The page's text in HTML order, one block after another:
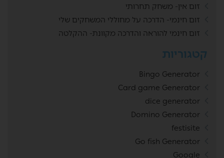
זום אין- משחק תחרותי
זום חינמי- הדרכה על מחוללי המשחקים שלי
זום חינמי להוראה והדרכה מקוונת- ההקלטה
קטגוריות
Bingo Generator
Card game Generator
dice generator
Domino Generator
festisite
Go fish Generator
Google